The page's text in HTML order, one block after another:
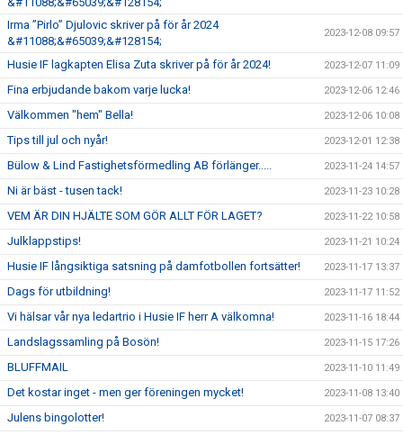
Irma ”Pirlo” Djulovic skriver på för år 2024
&#11088;&#65039;&#128154;
2023-12-08 09:57
Husie IF lagkapten Elisa Zuta skriver på för år 2024! 2023-12-07 11:09
Fina erbjudande bakom varje lucka! 2023-12-06 12:46
Välkommen "hem" Bella! 2023-12-06 10:08
Tips till jul och nyår! 2023-12-01 12:38
Bülow & Lind Fastighetsförmedling AB förlänger..... 2023-11-24 14:57
Ni är bäst - tusen tack! 2023-11-23 10:28
VEM ÄR DIN HJÄLTE SOM GÖR ALLT FÖR LAGET? 2023-11-22 10:58
Julklappstips! 2023-11-21 10:24
Husie IF långsiktiga satsning på damfotbollen fortsätter! 2023-11-17 13:37
Dags för utbildning! 2023-11-17 11:52
Vi hälsar vår nya ledartrio i Husie IF herr A välkomna! 2023-11-16 18:44
Landslagssamling på Bosön! 2023-11-15 17:26
BLUFFMAIL 2023-11-10 11:49
Det kostar inget - men ger föreningen mycket! 2023-11-08 13:40
Julens bingolotter! 2023-11-07 08:37